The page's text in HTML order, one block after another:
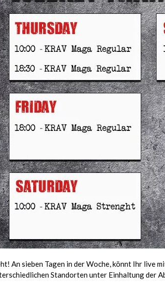
An sieben Tagen in der Woche, könnt Ihr live
Standorten unter Einhaltung der